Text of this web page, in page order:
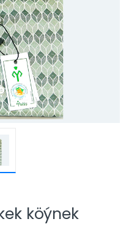
köýnek